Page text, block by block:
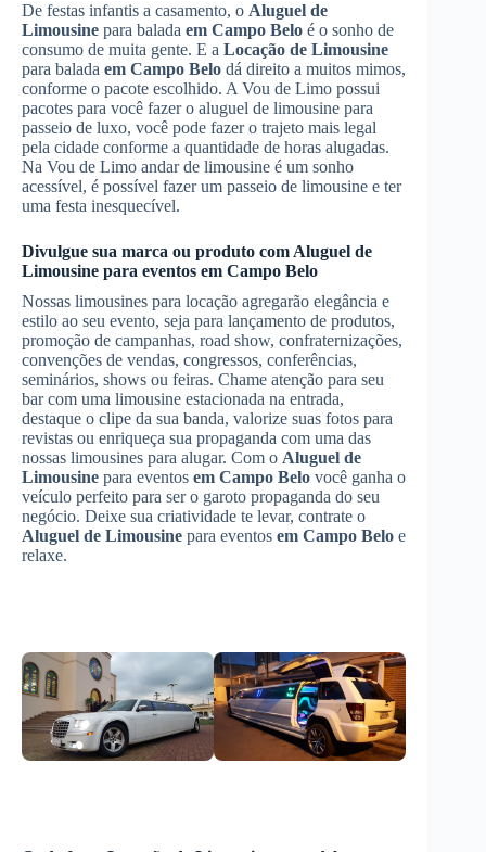
De festas infantis a casamento, o Aluguel de
Limousine para balada em Campo Belo é o sonho de
consumo de muita gente. E a Locação de Limousine
para balada em Campo Belo dá direito a muitos mimos,
conforme o pacote escolhido. A Vou de Limo possui
pacotes para você fazer o aluguel de limousine para
passeio de luxo, você pode fazer o trajeto mais legal
pela cidade conforme a quantidade de horas alugadas.
Na Vou de Limo andar de limousine é um sonho
acessível, é possível fazer um passeio de limousine e ter
uma festa inesquecível.
Divulgue sua marca ou produto com Aluguel de
Limousine para eventos em Campo Belo
Nossas limousines para locação agregarão elegância e
estilo ao seu evento, seja para lançamento de produtos,
promoção de campanhas, road show, confraternizações,
convenções de vendas, congressos, conferências,
seminários, shows ou feiras. Chame atenção para seu
bar com uma limousine estacionada na entrada,
destaque o clipe da sua banda, valorize suas fotos para
revistas ou enriqueça sua propaganda com uma das
nossas limousines para alugar. Com o Aluguel de
Limousine para eventos em Campo Belo você ganha o
veículo perfeito para ser o garoto propaganda do seu
negócio. Deixe sua criatividade te levar, contrate o
Aluguel de Limousine para eventos em Campo Belo e
relaxe.